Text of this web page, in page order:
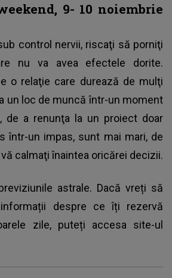
9- 10 noiembrie
control nervii, riscaţi să porniţi
nu va avea efectele dorite.
o relaţie care durează de mulţi
un loc de muncă într-un moment
de a renunţa la un proiect doar
într-un impas, sunt mai mari, de
calmaţi înaintea oricărei decizii.
astrale. Dacă vreți să
despre ce îți rezervă
zile, puteți accesa site-ul